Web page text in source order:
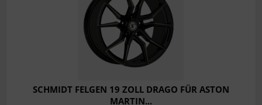
SCHMIDT FELGEN 19 ZOLL DRAGO FÜR ASTON
MARTIN...